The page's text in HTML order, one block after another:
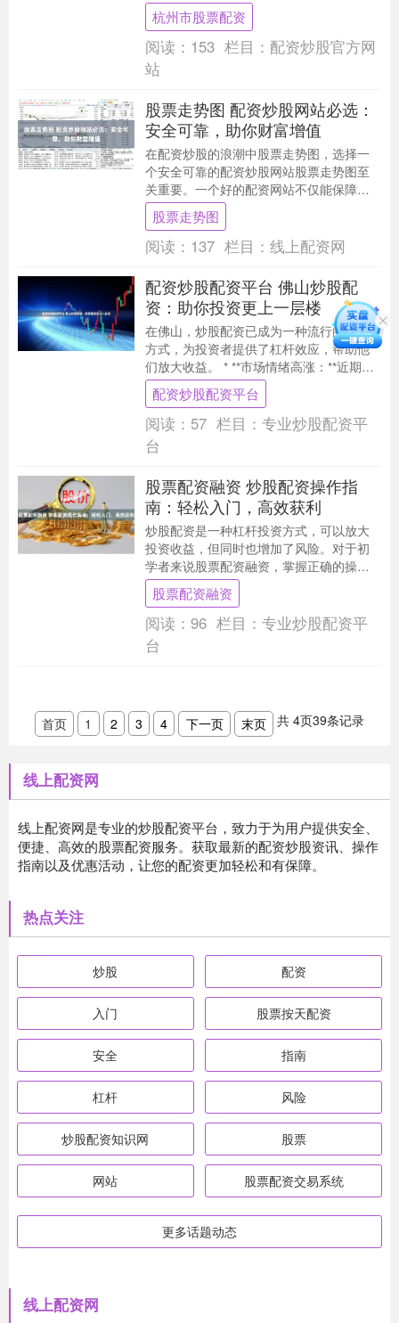
配资可以放大资金，提高潜在收益率。 **
什....
杭州市股票配资
阅读： 153 栏目： 配资炒股官方网
站
股票走势图 配资炒股网站必选：
安全可靠，助你财富增值
在配资炒股的浪潮中股票走势图，选择一
个安全可靠的配资炒股网站股票走势图至
关重要。一个好的配资网站不仅能保障资
金安全，还能提供专业服务，助你财富增
值。 但配资股的....
股票走势图
阅读： 137 栏目： 线上配资网
配资炒股配资平台 佛山炒股配
资：助你投资更上一层楼
在佛山，炒股配资已成为一种流行的投资
方式，为投资者提供了杠杆效应，帮助他
们放大收益。 * **市场情绪高涨：**近期股
市持续上涨，投资者信心高涨，纷纷入场
投资。....
配资炒股配资平台
阅读： 57 栏目： 专业炒股配资平
台
股票配资融资 炒股配资操作指
南：轻松入门，高效获利
炒股配资是一种杠杆投资方式，可以放大
投资收益，但同时也增加了风险。对于初
学者来说股票配资融资，掌握正确的操作
指南至关重要。 温州配资股票的门槛极
低，一般只需缴纳....
股票配资融资
阅读： 96 栏目： 专业炒股配资平
台
首页 1 2 3 4 下一页 末页 共4页39条记录
线上配资网
线上配资网是专业的炒股配资平台，致力于为用户提供安全、
便捷、高效的股票配资服务。获取最新的配资炒股资讯、操作
指南以及优惠活动，让您的配资更加轻松和有保障。
热点关注
炒股 配资
入门 股票按天配资
安全 指南
杠杆 风险
炒股配资知识网 股票
网站 股票配资交易系统
更多话题动态
线上配资网